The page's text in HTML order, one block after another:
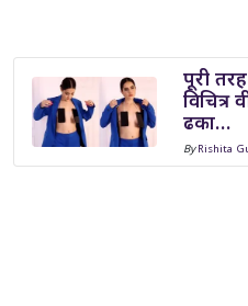
पूरी
विचित्र
ढका…
ByRishita